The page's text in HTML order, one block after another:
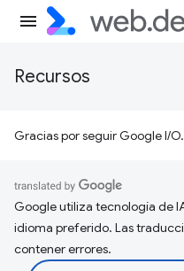
Recursos
Gracias por seguir Google I/O.
Google utiliza tecnología de
idioma preferido. Las
contener errores.